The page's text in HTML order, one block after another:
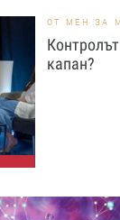
ОТ МЕН ЗА
капан?